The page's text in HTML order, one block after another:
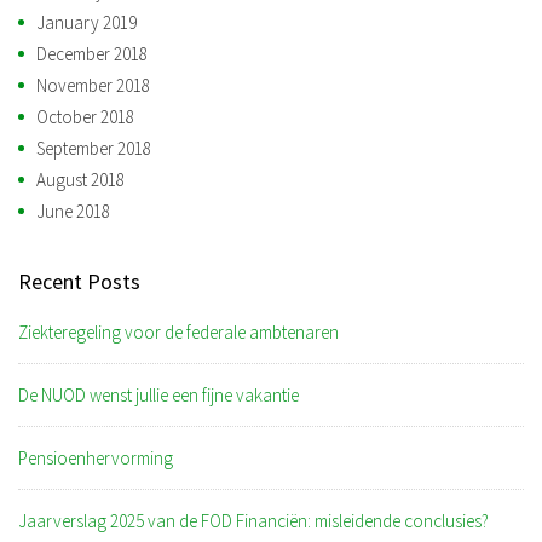
January 2019
December 2018
November 2018
October 2018
September 2018
August 2018
June 2018
Recent Posts
Ziekteregeling voor de federale ambtenaren
De NUOD wenst jullie een fijne vakantie
Pensioenhervorming
Jaarverslag 2025 van de FOD Financiën: misleidende conclusies?